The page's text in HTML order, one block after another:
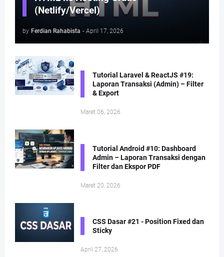
(Netlify/Vercel)
by Ferdian Rahabista - April 17, 2026
Tutorial Laravel & ReactJS #19:
Laporan Transaksi (Admin) – Filter
& Export
Maret 06, 2026
Tutorial Android #10: Dashboard
Admin – Laporan Transaksi dengan
Filter dan Ekspor PDF
Maret 20, 2026
CSS Dasar #21 - Position Fixed dan
Sticky
April 27, 2026